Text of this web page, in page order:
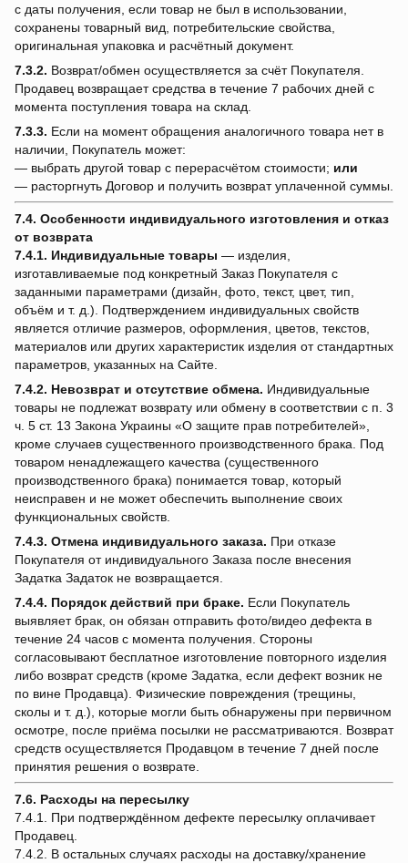
с даты получения, если товар не был в использовании,
сохранены товарный вид, потребительские свойства,
оригинальная упаковка и расчётный документ.
7.3.2. Возврат/обмен осуществляется за счёт Покупателя.
Продавец возвращает средства в течение 7 рабочих дней с
момента поступления товара на склад.
7.3.3. Если на момент обращения аналогичного товара нет в
наличии, Покупатель может:
— выбрать другой товар с перерасчётом стоимости; или
— расторгнуть Договор и получить возврат уплаченной суммы.
7.4. Особенности индивидуального изготовления и отказ
от возврата
7.4.1. Индивидуальные товары — изделия,
изготавливаемые под конкретный Заказ Покупателя с
заданными параметрами (дизайн, фото, текст, цвет, тип,
объём и т. д.). Подтверждением индивидуальных свойств
является отличие размеров, оформления, цветов, текстов,
материалов или других характеристик изделия от стандартных
параметров, указанных на Сайте.
7.4.2. Невозврат и отсутствие обмена. Индивидуальные
товары не подлежат возврату или обмену в соответствии с п. 3
ч. 5 ст. 13 Закона Украины «О защите прав потребителей»,
кроме случаев существенного производственного брака. Под
товаром ненадлежащего качества (существенного
производственного брака) понимается товар, который
неисправен и не может обеспечить выполнение своих
функциональных свойств.
7.4.3. Отмена индивидуального заказа. При отказе
Покупателя от индивидуального Заказа после внесения
Задатка Задаток не возвращается.
7.4.4. Порядок действий при браке. Если Покупатель
выявляет брак, он обязан отправить фото/видео дефекта в
течение 24 часов с момента получения. Стороны
согласовывают бесплатное изготовление повторного изделия
либо возврат средств (кроме Задатка, если дефект возник не
по вине Продавца). Физические повреждения (трещины,
сколы и т. д.), которые могли быть обнаружены при первичном
осмотре, после приёма посылки не рассматриваются. Возврат
средств осуществляется Продавцом в течение 7 дней после
принятия решения о возврате.
7.6. Расходы на пересылку
7.4.1. При подтверждённом дефекте пересылку оплачивает
Продавец.
7.4.2. В остальных случаях расходы на доставку/хранение